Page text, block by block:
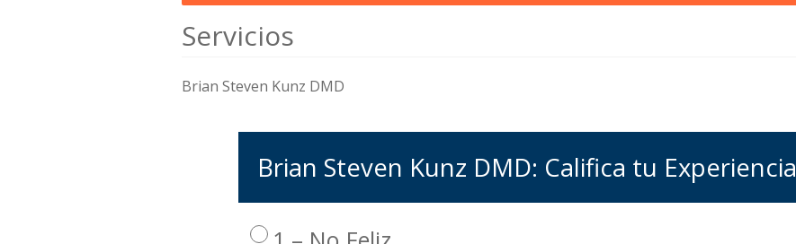
Servicios
Brian Steven Kunz DMD
Brian Steven Kunz DMD: Califica tu Experiencia